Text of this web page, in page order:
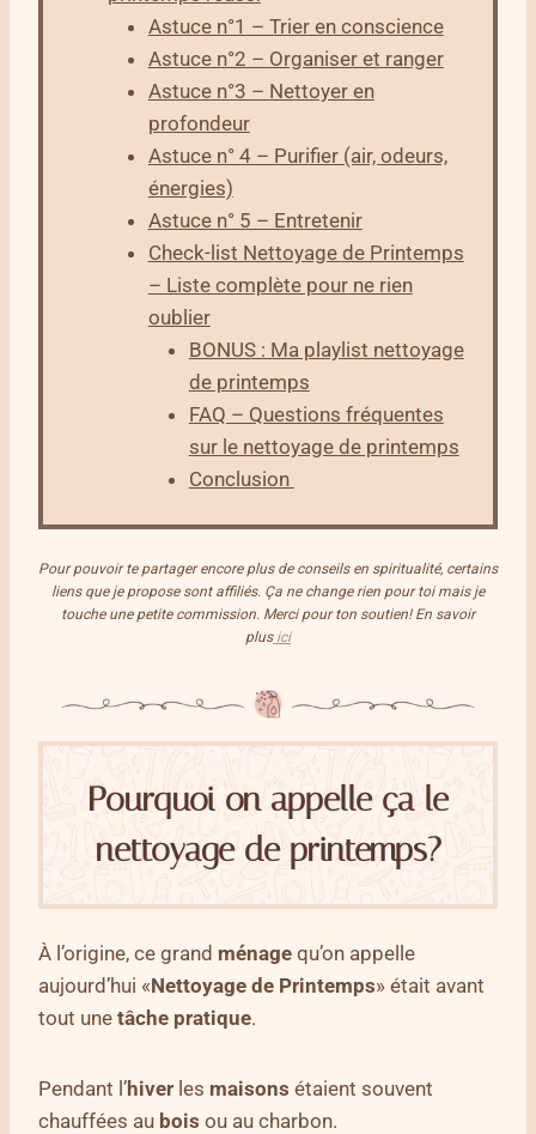
Astuce n°1 – Trier en conscience
Astuce n°2 – Organiser et ranger
Astuce n°3 – Nettoyer en
profondeur
Astuce n° 4 – Purifier (air, odeurs,
énergies)
Astuce n° 5 – Entretenir
Check-list Nettoyage de Printemps
– Liste complète pour ne rien
oublier
BONUS : Ma playlist nettoyage
de printemps
FAQ – Questions fréquentes
sur le nettoyage de printemps
Conclusion
Pour pouvoir te partager encore plus de conseils en spiritualité, certains
liens que je propose sont affiliés. Ça ne change rien pour toi mais je
touche une petite commission. Merci pour ton soutien! En savoir
plusici
Pourquoi on appelle ça le
nettoyage de printemps?
À l’origine, ce grand ménage qu’on appelle
aujourd’hui «Nettoyage de Printemps» était avant
tout une tâche pratique.
Pendant l’hiver les maisons étaient souvent
chauffées au bois ou au charbon.